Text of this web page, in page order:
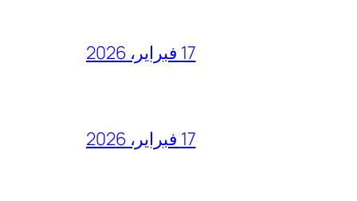
17 فبراير، 2026
17 فبراير، 2026